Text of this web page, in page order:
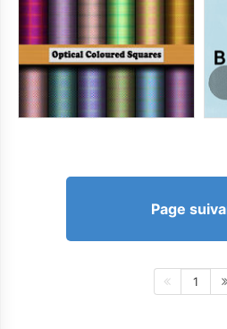
Page
1